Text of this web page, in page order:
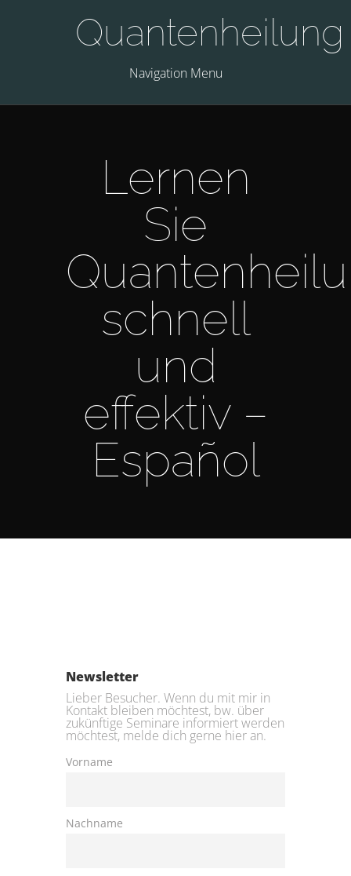
Quantenheilung
Navigation Menu
Lernen
Sie
schnell
und
effektiv –
Español
Newsletter
Lieber Besucher. Wenn du mit mir in
Kontakt bleiben möchtest, bw. über
zukünftige Seminare informiert werden
möchtest, melde dich gerne hier an.
Vorname
Nachname